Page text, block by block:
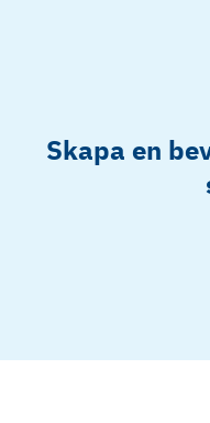
Skapa en